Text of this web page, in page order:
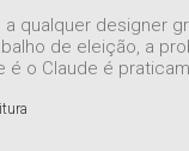
qualquer designer
de eleição, a
é o Claude é